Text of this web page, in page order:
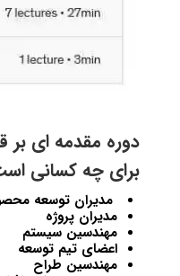
دوره مقدمه ای بر
برای چه کسانی
مدیران توسعه
مدیران پروژه
مهندسین سیستم
اعضای تیم توسعه
مهندسین طراح